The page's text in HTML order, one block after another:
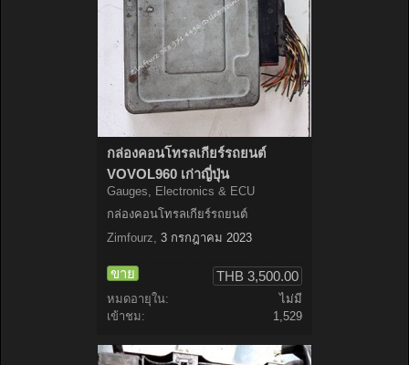
กล่องคอนโทรลเกียร์รถยนต์
VOVOL960 เก่าญี่ปุ่น
Gauges, Electronics & ECU
กล่องคอนโทรลเกียร์รถยนต์
Zimfourz 3 กรกฎาคม 2023
ขาย THB 3,500.00
หมดอายุใน:
ไม่มี
เข้าชม:
1,529